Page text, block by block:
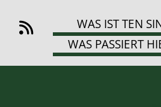
WAS IST TEN
WAS PASSIERT